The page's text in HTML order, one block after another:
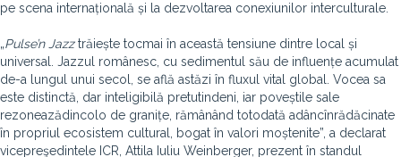
pe scena internațională și la dezvoltarea conexiunilor interculturale.
„Pulse’n Jazztrăiește tocmai în această tensiune dintre local și
universal. Jazzul românesc, cu sedimentul său de influențe acumulat
de-a lungul unui secol, se află astăzi în fluxul vital global. Vocea sa
este distinctă, dar inteligibilă pretutindeni, iar poveștile sale
rezoneazădincolo de granițe, rămânând totodată adâncînrădăcinate
în propriul ecosistem cultural, bogat în valori moștenite”, a declarat
vicepreşedintele ICR, Attila Iuliu Weinberger, prezent în standul